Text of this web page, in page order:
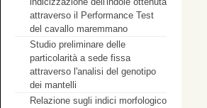
attraverso il Performance Test
del cavallo maremmano
Studio preliminare delle
particolarità a sede fissa
attraverso l'analisi del genotipo
dei mantelli
Relazione sugli indici morfologico